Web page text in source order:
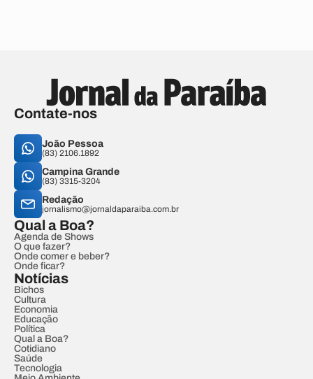
Contate-nos
João Pessoa
(83) 2106.1892
Campina Grande
(83) 3315-3204
Redação
jornalismo@jornaldaparaiba.com.br
Qual a Boa?
Agenda de Shows
O que fazer?
Onde comer e beber?
Onde ficar?
Notícias
Bichos
Cultura
Economia
Educação
Política
Qual a Boa?
Cotidiano
Saúde
Tecnologia